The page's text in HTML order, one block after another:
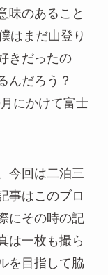
味のあること
はまだ山登り
きだったの
んだろう？
にかけて富士
今回は二泊三
事はこのブロ
にその時の記
は一枚も撮ら
を目指して脇